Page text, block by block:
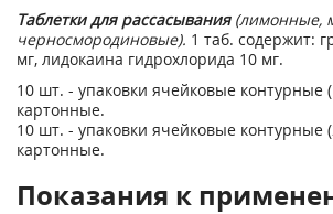
Таблетки для рассасывания (лимонные,
черносмородиновые). 1 таб. содержит:
мг, лидокаина гидрохлорида 10 мг.
10 шт. - упаковки ячейковые контурные
картонные.
10 шт. - упаковки ячейковые контурные
картонные.
Показания к